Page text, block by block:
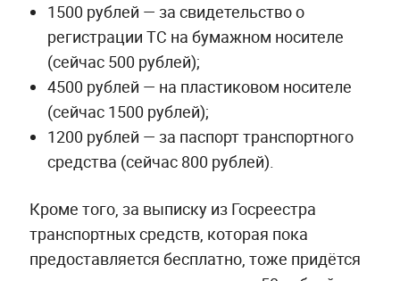
1500 рублей — за свидетельство о
регистрации ТС на бумажном носителе
(сейчас 500 рублей);
4500 рублей — на пластиковом носителе
(сейчас 1500 рублей);
1200 рублей — за паспорт транспортного
средства (сейчас 800 рублей).
Кроме того, за выписку из Госреестра
транспортных средств, которая пока
предоставляется бесплатно, тоже придётся